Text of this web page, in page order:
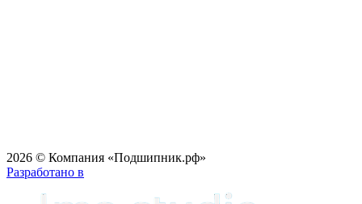
2026 © Компания «Подшипник.рф»
Разработано в